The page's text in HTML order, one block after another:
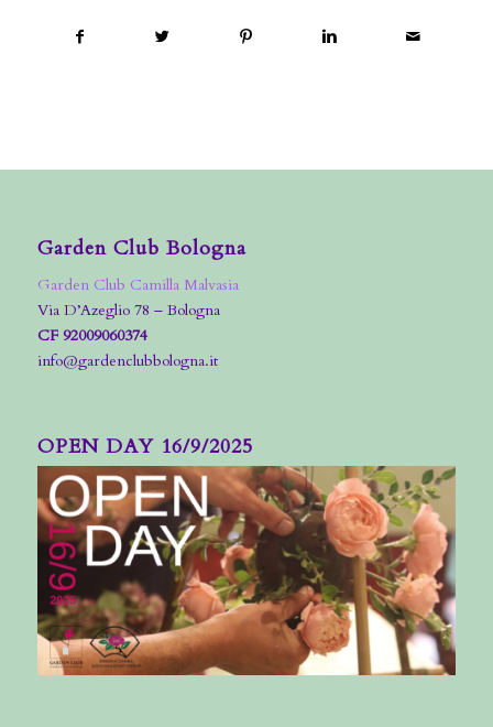
Garden Club Bologna
Garden Club Camilla Malvasia
Via D’Azeglio 78 – Bologna
CF 92009060374
info@gardenclubbologna.it
OPEN DAY 16/9/2025